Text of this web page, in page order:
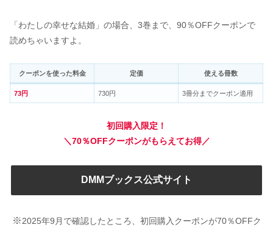
「わたしの幸せな結婚」の場合、3巻まで、90％OFFクーポンで
読めちゃいますよ。
クーポンを使った料金 定価 使える冊数
73円 730円 3冊分までクーポン適用
初回購入限定！
＼70％OFFクーポンがもらえてお得／
DMMブックス公式サイト
※2025年9月で確認したところ、初回購入クーポンが70％OFFク